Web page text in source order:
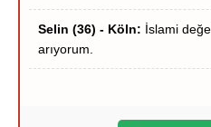
arıyorum.
Hakan (40) - Münih:
yazsın.